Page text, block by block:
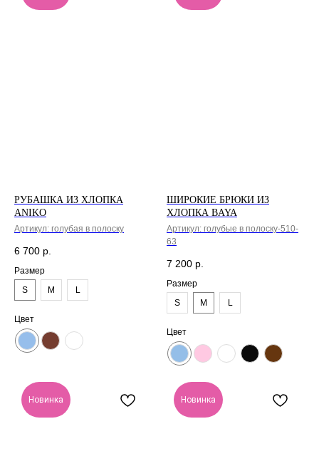
РУБАШКА ИЗ ХЛОПКА
ANIKO
Артикул: голубая в полоску
6 700 р.
Размер
S
M L
Цвет
ШИРОКИЕ БРЮКИ ИЗ
ХЛОПКА BAYA
Артикул: голубые в полоску-510-
63
7 200 р.
Размер
S
M L
Цвет
Новинка Новинка